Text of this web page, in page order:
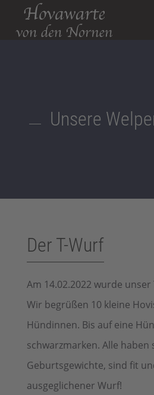
Unsere
Der T-Wurf
Am 14.02.2022 wurde
Wir begrüßen 10 kleine
Hündinnen. Bis auf eine
schwarzmarken. Alle haben
Geburtsgewichte, sind fit
ausgeglichener Wurf!